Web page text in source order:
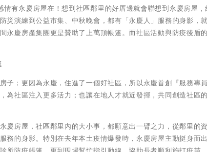
有永慶房屋在！想到社區鄰里的好厝邊就會聯想到永慶房屋，
災演練到公益市集、中秋晚會，都有「永慶人」服務的身影，
永慶房產集團更是贊助了上萬頂帳篷。而社區活動與防疫後盾
子；更因為永慶，住進了一個好社區，所以永慶首創『服務專
為社區注入更多活力；也讓在地人才就近發揮，共同創造社區的
慶房屋，社區鄰里內的大小事，都願意出一臂之力，從鄰里的
務的身影。特別在去年本土疫情爆發時，永慶房屋主動挺身而